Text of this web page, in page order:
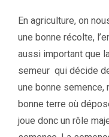
En agriculture, on
une bonne récolte,
aussi important que
semeur qui décide
une bonne
bonne terre où
joue donc un rôle